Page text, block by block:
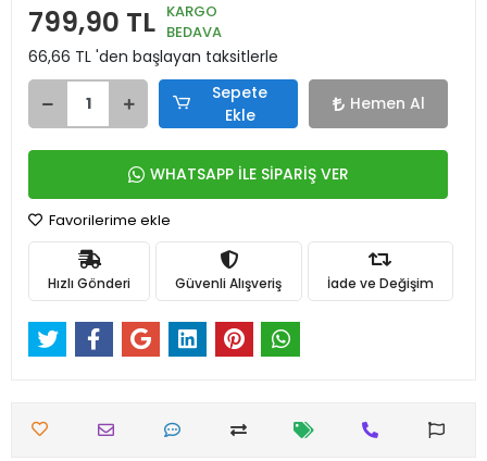
799,90 TL KARGO
BEDAVA
66,66 TL 'den başlayan taksitlerle
Sepete
Ekle
Hemen Al
WHATSAPP İLE SİPARİŞ VER
Favorilerime ekle
Hızlı Gönderi Güvenli Alışveriş İade ve Değişim